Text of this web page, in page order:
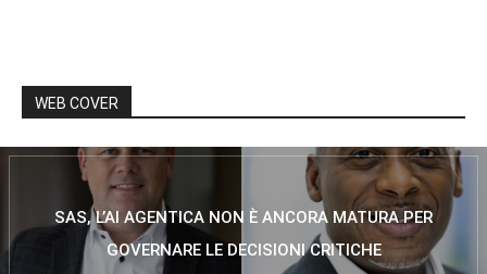
WEB COVER
SAS, L’AI AGENTICA NON È ANCORA MATURA PER
GOVERNARE LE DECISIONI CRITICHE